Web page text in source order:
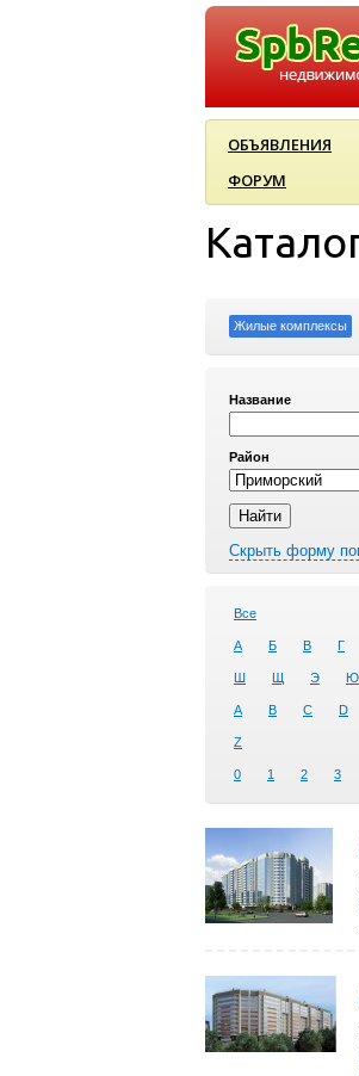
ОБЪЯВЛЕНИЯ
ФОРУМ
Жилые комплексы
Название
Район
Скрыть форму
Все
А Б В Г
Ш Щ Э Ю
A B C D
Z
0 1 2 3